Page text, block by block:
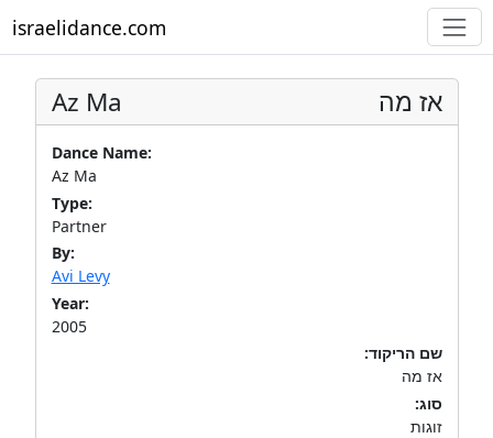
israelidance.com
Az Ma אז מה
Dance Name:
Az Ma
Type:
Partner
By:
Avi Levy
Year:
2005
שם הריקוד:
אז מה
סוג:
זוגות